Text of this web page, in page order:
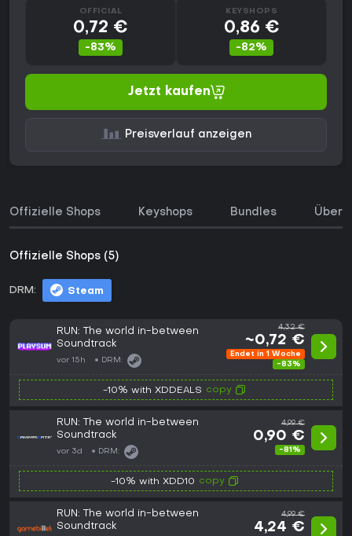
OFFICIAL
0,72 €
-83%
KEYSHOPS
0,86 €
-82%
Jetzt kaufen
Preisverlauf anzeigen
Offizielle Shops Keyshops Bundles Über
Offizielle Shops (5)
DRM: Steam
RUN: The world in-between
Soundtrack
vor 15h DRM:
4,32 €
~0,72 €
Endet in 1 Woche
-83%
-10% with XDDEALS copy
RUN: The world in-between
Soundtrack
vor 3d DRM:
4,99 €
0,90 €
-81%
-10% with XDD10 copy
RUN: The world in-between
Soundtrack
4,99 €
4,24 €